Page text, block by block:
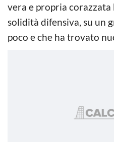
vera e propria corazzata
solidità difensiva, su un
poco e che ha trovato